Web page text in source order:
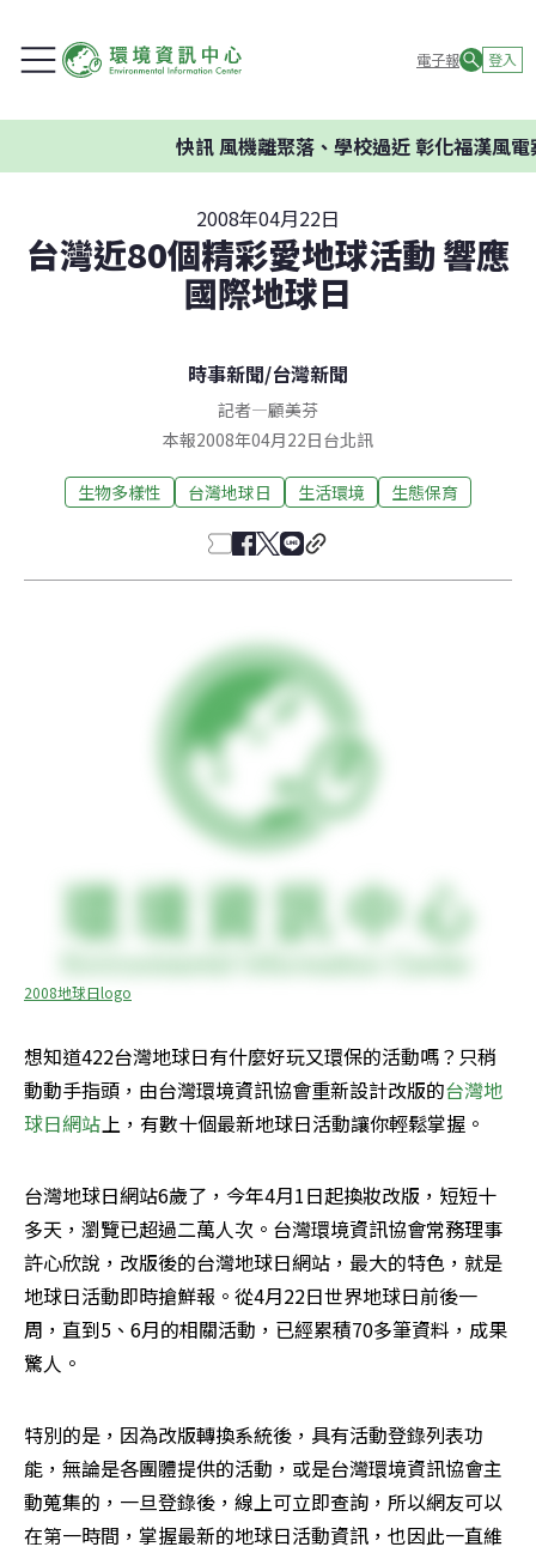
電子報 登入
快訊風機離聚落、學校過近 彰化福漢風電案
2008年04月22日
台灣近80個精彩愛地球活動 響應
國際地球日
時事新聞/台灣新聞
記者—顧美芬
本報2008年04月22日台北訊
生物多樣性 台灣地球日 生活環境 生態保育
2008地球日logo
想知道422台灣地球日有什麼好玩又環保的活動嗎？只稍
動動手指頭，由台灣環境資訊協會重新設計改版的台灣地
球日網站上，有數十個最新地球日活動讓你輕鬆掌握。
台灣地球日網站6歲了，今年4月1日起換妝改版，短短十
多天，瀏覽已超過二萬人次。台灣環境資訊協會常務理事
許心欣說，改版後的台灣地球日網站，最大的特色，就是
地球日活動即時搶鮮報。從4月22日世界地球日前後一
周，直到5、6月的相關活動，已經累積70多筆資料，成果
驚人。
特別的是，因為改版轉換系統後，具有活動登錄列表功
能，無論是各團體提供的活動，或是台灣環境資訊協會主
動蒐集的，一旦登錄後，線上可立即查詢，所以網友可以
在第一時間，掌握最新的地球日活動資訊，也因此一直維